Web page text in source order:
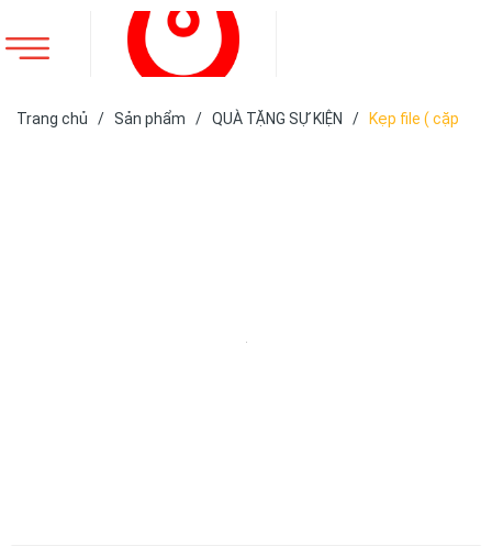
Trang chủ / Sản phẩm / QUÀ TẶNG SỰ KIỆN /
Kẹp file ( cặp